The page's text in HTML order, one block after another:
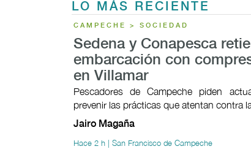
LO MÁS RECIENTE
CAMPECHE > SOCIEDAD
Sedena y Conapesca
embarcación con
en Villamar
Pescadores de Campeche piden
prevenir las prácticas que atentan contra
Jairo Magaña
Hace 2 h | San Francisco de Campeche